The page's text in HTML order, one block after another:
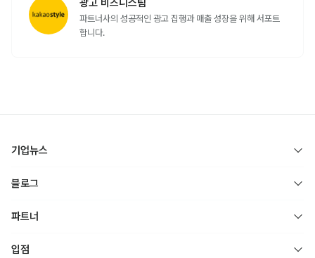
백질쉐이크 인기